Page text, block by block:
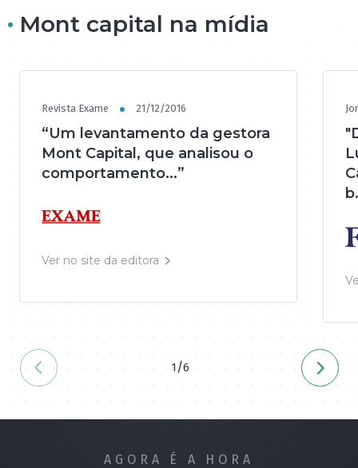
Mont capital na mídia
Revista Exame 21/12/2016
“Um levantamento da gestora
Mont Capital, que analisou o
comportamento...”
Ver no site da editora
1/6
AGORA É A HORA